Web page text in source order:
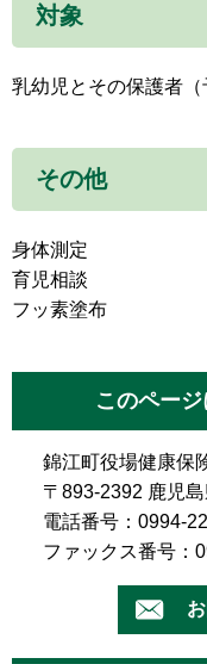
対象
乳幼児とその保護者（
その他
身体測定
育児相談
フッ素塗布
このペー
錦江町役場健康保
〒893-2392 鹿児
電話番号：0994-
ファックス番号：